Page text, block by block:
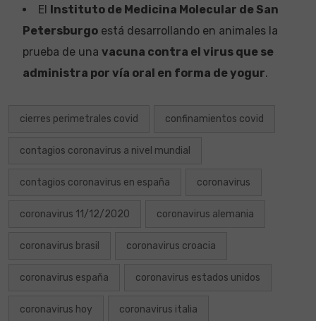
El Instituto de Medicina Molecular de San
Petersburgo está desarrollando en animales la
prueba de una vacuna contra el virus que se
administra por vía oral en forma de yogur.
cierres perimetrales covid confinamientos covid
contagios coronavirus a nivel mundial
contagios coronavirus en españa coronavirus
coronavirus 11/12/2020 coronavirus alemania
coronavirus brasil coronavirus croacia
coronavirus españa coronavirus estados unidos
coronavirus hoy coronavirus italia